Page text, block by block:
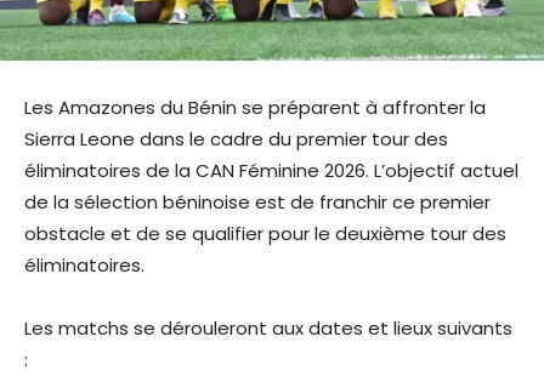
Les Amazones du Bénin se préparent à affronter la
Sierra Leone dans le cadre du premier tour des
éliminatoires de la CAN Féminine 2026. L’objectif actuel
de la sélection béninoise est de franchir ce premier
obstacle et de se qualifier pour le deuxième tour des
éliminatoires.
Les matchs se dérouleront aux dates et lieux suivants
: